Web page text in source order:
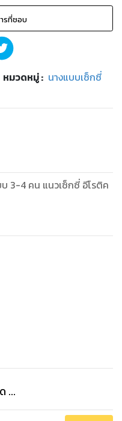
รที่ชอบ
หมวดหมู่: นางแบบเซ็กซี่
3-4 คน แนวเซ็กซี่ อีโรติค
...